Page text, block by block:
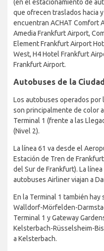
(en el estacionamiento de
que ofrecen traslados hacia
encuentran ACHAT Comfort
Amedia Frankfurt Airport,
Element Frankfurt Airport
West, H4 Hotel Frankfurt
Frankfurt Airport.
Autobuses de la
Los autobuses operados por
son principalmente de color
Terminal 1 (frente a las
(Nivel 2).
La línea 61 va desde el
Estación de Tren de
del Sur de Frankfurt). La
autobuses Airliner viajan a
En la Terminal 1 también hay
Walldorf-Mörfelden-
Terminal 1 y Gateway
Kelsterbach-Rüsselsheim-
a Kelsterbach.